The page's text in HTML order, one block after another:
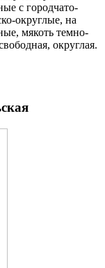
с городчато-
округлые, на
мякоть темно-
округлая.